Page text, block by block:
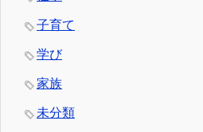
子育て
学び
家族
未分類